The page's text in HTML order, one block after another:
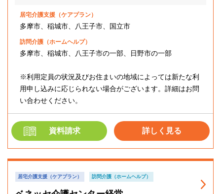
居宅介護支援（ケアプラン）
多摩市、稲城市、八王子市、国立市
訪問介護（ホームヘルプ）
多摩市、稲城市、八王子市の一部、日野市の一部
※利用定員の状況及びお住まいの地域によっては新たな利
用申し込みに応じられない場合がございます。詳細はお問
い合わせください。
資料請求 詳しく見る
居宅介護支援（ケアプラン） 訪問介護（ホームヘルプ）